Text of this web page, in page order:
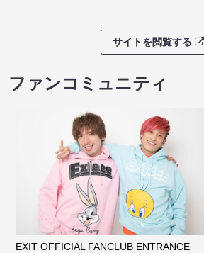
サイトを閲覧する
ファンコミュニティ
EXIT OFFICIAL FANCLUB ENTRANCE